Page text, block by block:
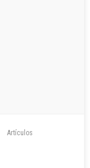
Artículos